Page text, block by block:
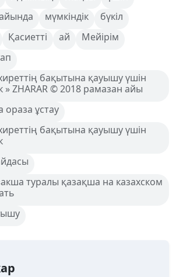
мүмкіндік
бүкіл
Қасиетті ай
Мейірім
бақытына қауышу үшін
» ZHARAR © 2018 рамазан айы
ұстау
бақытына қауышу үшін
туралы қазақша на казахском